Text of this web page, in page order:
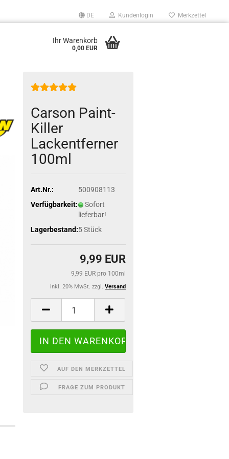
DE Kundenlogin Merkzettel
Ihr Warenkorb
0,00 EUR
Carson Paint-
Killer
Lackentferner
100ml
Art.Nr.:
500908113
Verfügbarkeit:
Sofort
lieferbar!
Lagerbestand:5Stück
9,99 EUR
9,99 EUR pro 100ml
inkl. 20% MwSt. zzgl. Versand
AUF DEN MERKZETTEL
FRAGE ZUM PRODUKT